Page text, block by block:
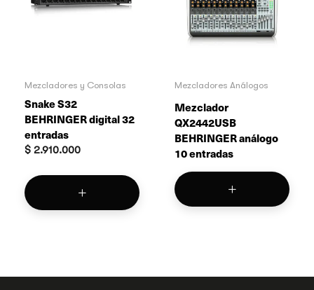
Mezcladores y Consolas
Snake S32
BEHRINGER digital 32
entradas
$ 2.910.000
Mezcladores Análogos
Mezclador
QX2442USB
BEHRINGER análogo
10 entradas